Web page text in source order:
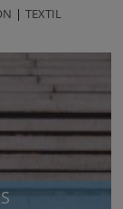
TEXTIL